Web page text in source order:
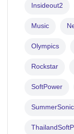
Insideout2
Music
Olympics
Rockstar
SoftPower
SummerSonic